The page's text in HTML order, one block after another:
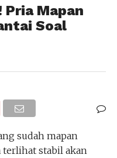
Mapan
Soal
sudah mapan
terlihat stabil akan